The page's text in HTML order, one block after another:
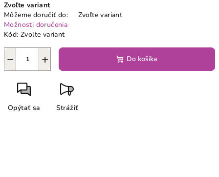
cena:
Zvoľte variant
Môžeme doručiť do:
Zvoľte variant
Možnosti doručenia
Kód: Zvoľte variant
+
− Do košíka
Opýtať sa Strážiť